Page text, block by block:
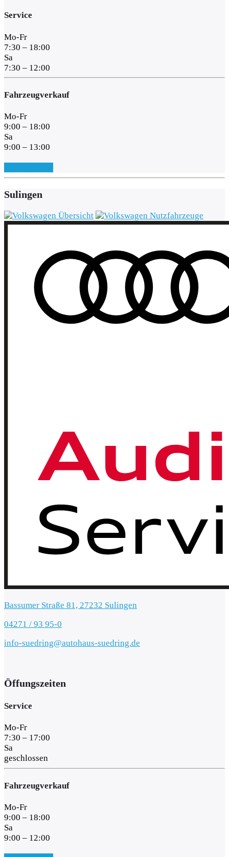
Service
Mo-Fr
7:30 – 18:00
Sa
7:30 – 12:00
Fahrzeugverkauf
Mo-Fr
9:00 – 18:00
Sa
9:00 – 13:00
Sulingen
Bassumer Straße 81, 27232 Sulingen
04271 / 93 95-0
info-suedring@autohaus-suedring.de
Öffungszeiten
Service
Mo-Fr
7:30 – 17:00
Sa
geschlossen
Fahrzeugverkauf
Mo-Fr
9:00 – 18:00
Sa
9:00 – 12:00